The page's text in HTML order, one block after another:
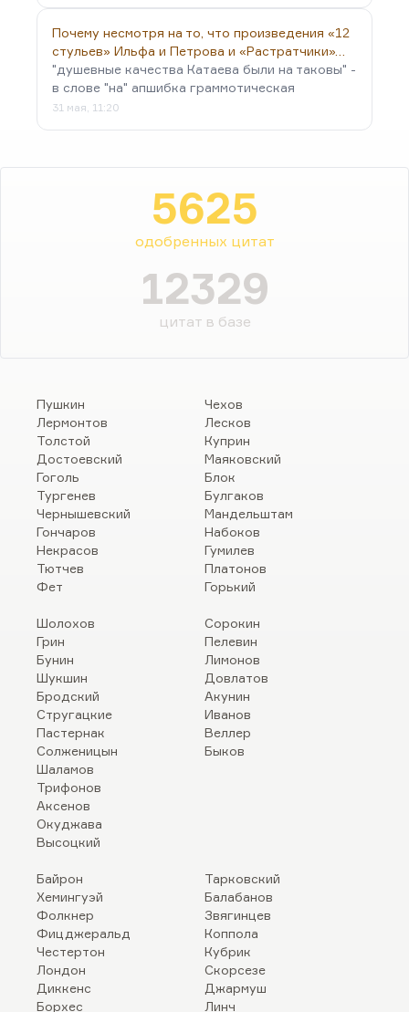
Почему несмотря на то, что произведения «12
стульев» Ильфа и Петрова и «Растратчики»…
"душевные качества Катаева были на таковы" -
в слове "на" апшибка граммотическая
31 мая, 11:20
5625
одобренных цитат
12329
цитат в базе
Пушкин
Лермонтов
Толстой
Достоевский
Гоголь
Тургенев
Чернышевский
Гончаров
Некрасов
Тютчев
Фет
Чехов
Лесков
Куприн
Маяковский
Блок
Булгаков
Мандельштам
Набоков
Гумилев
Платонов
Горький
Шолохов
Грин
Бунин
Шукшин
Бродский
Стругацкие
Пастернак
Солженицын
Шаламов
Трифонов
Аксенов
Окуджава
Высоцкий
Сорокин
Пелевин
Лимонов
Довлатов
Акунин
Иванов
Веллер
Быков
Байрон
Хемингуэй
Фолкнер
Фицджеральд
Честертон
Лондон
Диккенс
Борхес
Тарковский
Балабанов
Звягинцев
Коппола
Кубрик
Скорсезе
Джармуш
Линч